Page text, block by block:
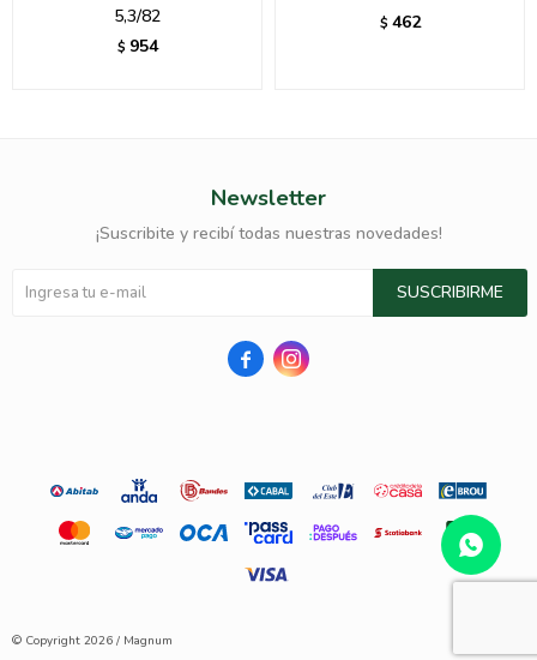
5,3/82
$ 954
$ 462
Newsletter
¡Suscribite y recibí todas nuestras novedades!
SUSCRIBIRME
 
© Copyright 2026 / Magnum